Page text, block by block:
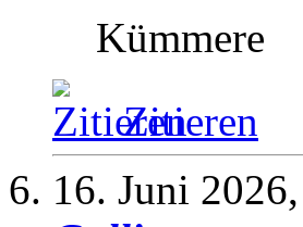
Kümmere
Zitieren
16. Juni 2026,